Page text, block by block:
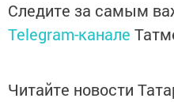
Следите за самым
Telegram-канале
Читайте новости